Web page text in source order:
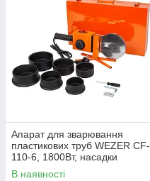
Апарат для зварювання
пластикових труб WEZER CF-
110-6, 1800Вт, насадки
Ø75...110
В наявності